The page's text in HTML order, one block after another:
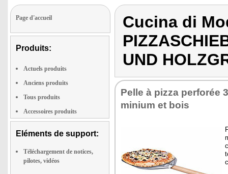
Page d'accueil
Produits:
Actuels produits
Anciens produits
Tous produits
Accessoires produits
Eléments de support:
Téléchargement de notices,
pilotes, vidéos
Cucina di
UND
Pelle à pizza per­fo­rée
mi­nium et bois